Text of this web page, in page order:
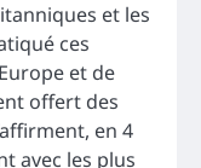
et les
ces
et de
offert des
en 4
avec les plus